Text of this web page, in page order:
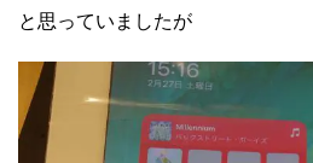
と思っていましたが